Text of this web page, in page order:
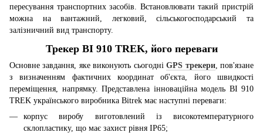
пересування транспортних засобів. Встановлювати такий пристрій
можна на вантажний, легковий, сільськогосподарський та
залізничний вид транспорту.
Трекер BI 910 TREK, його переваги
Основне завдання, яке виконують сьогодніGPS трекери, пов'язане
з визначенням фактичних координат об'єкта, його швидкості
переміщення, напрямку. Представлена інноваційна модель BI 910
TREK українського виробника Bitrek має наступні переваги:
корпус виробу виготовлений із високотемпературного
склопластику, що має захист рівня IP65;